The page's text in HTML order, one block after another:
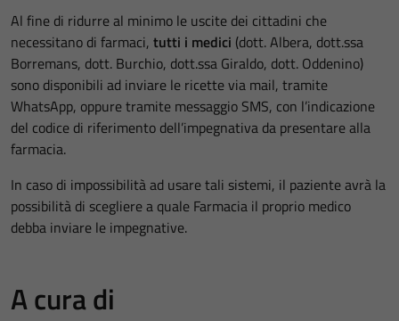
Al fine di ridurre al minimo le uscite dei cittadini che
necessitano di farmaci, tutti i medici (dott. Albera, dott.ssa
Borremans, dott. Burchio, dott.ssa Giraldo, dott. Oddenino)
sono disponibili ad inviare le ricette via mail, tramite
WhatsApp, oppure tramite messaggio SMS, con l’indicazione
del codice di riferimento dell’impegnativa da presentare alla
farmacia.
In caso di impossibilità ad usare tali sistemi, il paziente avrà la
possibilità di scegliere a quale Farmacia il proprio medico
debba inviare le impegnative.
A cura di